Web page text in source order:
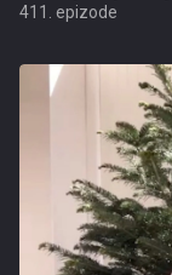
411. epizode